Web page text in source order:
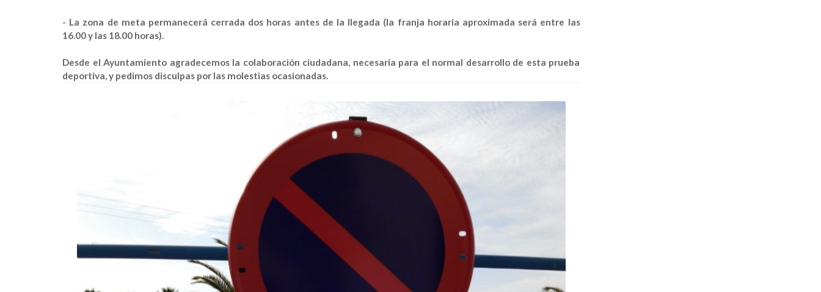
- La zona de meta permanecerá cerrada dos horas antes de la llegada (la franja horaria aproximada será entre las
16.00 y las 18.00 horas).
Desde el Ayuntamiento agradecemos la colaboración ciudadana, necesaria para el normal desarrollo de esta prueba
deportiva, y pedimos disculpas por las molestias ocasionadas.